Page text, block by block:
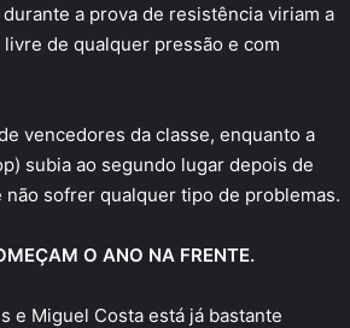
a prova de resistência viriam a
de qualquer pressão e com
vencedores da classe, enquanto a
subia ao segundo lugar depois de
sofrer qualquer tipo de problemas.
O ANO NA FRENTE.
e Miguel Costa está já bastante